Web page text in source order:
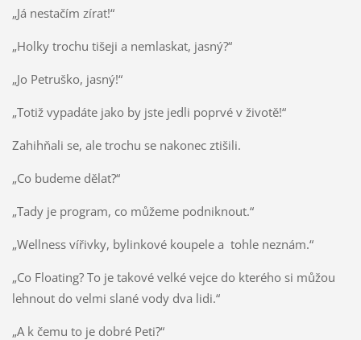
„Já nestačím zírat!“
„Holky trochu tišeji a nemlaskat, jasný?“
„Jo Petruško, jasný!“
„Totiž vypadáte jako by jste jedli poprvé v životě!“
Zahihňali se, ale trochu se nakonec ztišili.
„Co budeme dělat?“
„Tady je program, co můžeme podniknout.“
„Wellness vířivky, bylinkové koupele a tohle neznám.“
„Co Floating? To je takové velké vejce do kterého si můžou
lehnout do velmi slané vody dva lidi.“
„A k čemu to je dobré Peti?“